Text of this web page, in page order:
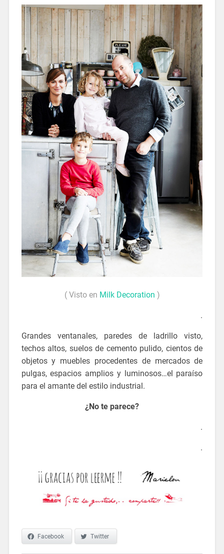
( Visto en Milk Decoration )
.
Grandes ventanales, paredes de ladrillo visto,
techos altos, suelos de cemento pulido, cientos de
objetos y muebles procedentes de mercados de
pulgas, espacios amplios y luminosos…el paraíso
para el amante del estilo industrial.
¿No te parece?
.
.
Facebook Twitter